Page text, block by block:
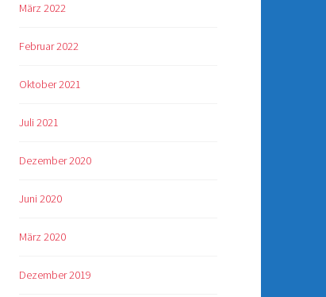
März 2022
Februar 2022
Oktober 2021
Juli 2021
Dezember 2020
Juni 2020
März 2020
Dezember 2019